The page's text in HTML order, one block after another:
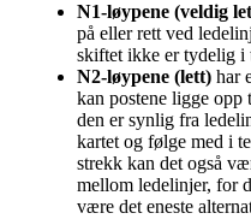
N1-løypene (veldig
på eller rett ved
skiftet ikke er tydelig i
N2-løypene (lett) har
kan postene ligge opp
den er synlig fra
kartet og følge med i
strekk kan det også
mellom ledelinjer, for
være det eneste